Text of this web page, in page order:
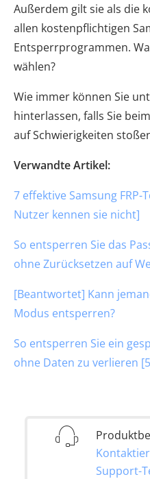
Außerdem gilt sie als die
allen kostenpflichtigen
Entsperrprogrammen.
wählen?
Wie immer können Sie
hinterlassen, falls Sie
auf Schwierigkeiten
Verwandte Artikel:
7 effektive Samsung FRP-
Nutzer kennen sie nicht]
So entsperren Sie das
ohne Zurücksetzen auf
[Beantwortet] Kann
Modus entsperren?
So entsperren Sie ein
ohne Daten zu verlieren
Support-